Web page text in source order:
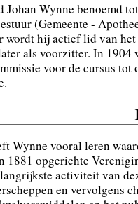
Johan Wynne benoemd
(Gemeente -
wordt hij actief lid van
als voorzitter. In 1904
voor de cursus tot
Wynne vooral leren
1881 opgerichte
activiteit van
en vervolgens